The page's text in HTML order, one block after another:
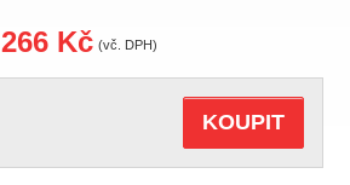
266 Kč (vč. DPH)
KOUPIT